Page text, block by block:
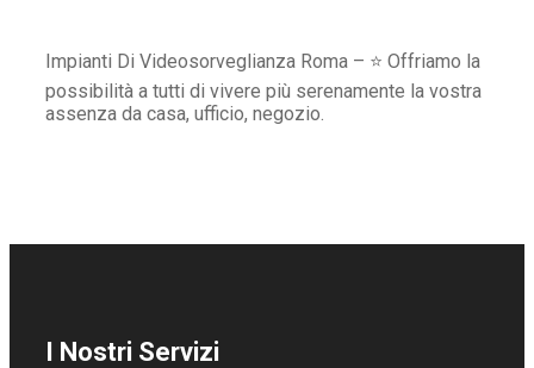
Impianti Di Videosorveglianza Roma – ⭐ Offriamo la
possibilità a tutti di vivere più serenamente la vostra
assenza da casa, ufficio, negozio.
I Nostri Servizi